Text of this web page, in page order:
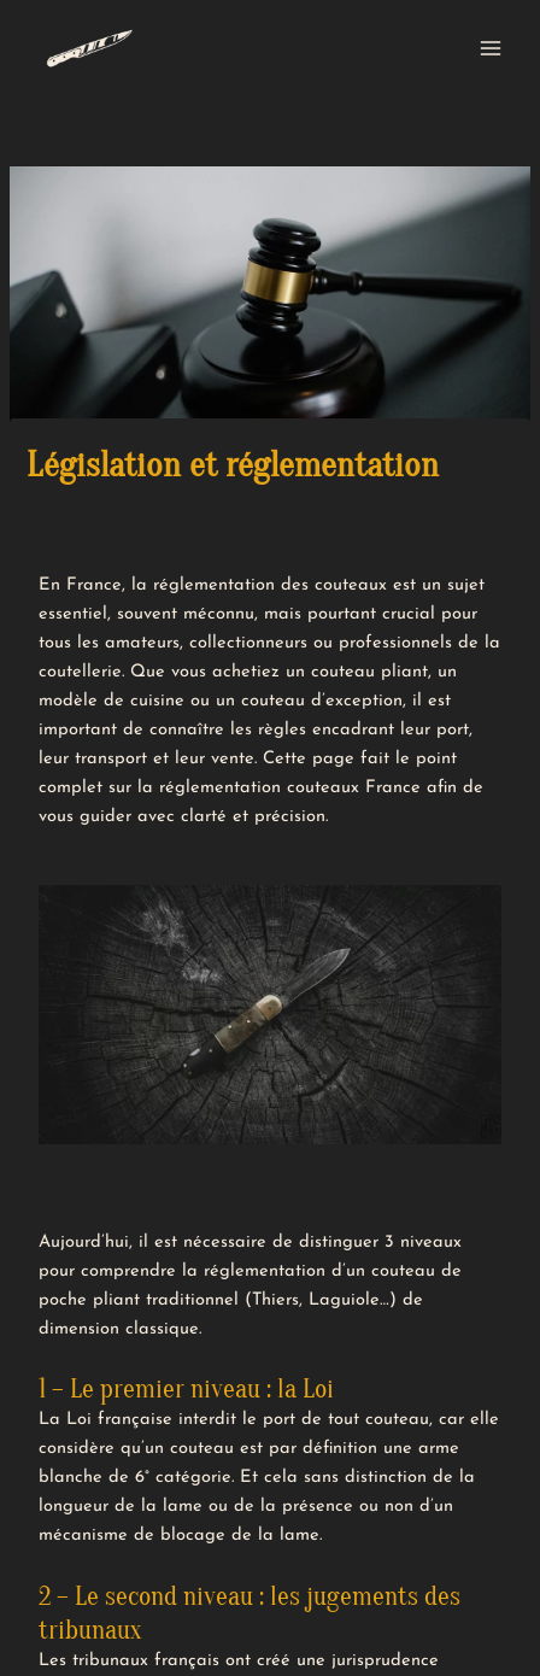
contenu
Législation et réglementation
En France, la réglementation des couteaux est un sujet
essentiel, souvent méconnu, mais pourtant crucial pour
tous les amateurs, collectionneurs ou professionnels de la
coutellerie. Que vous achetiez un couteau pliant, un
modèle de cuisine ou un couteau d’exception, il est
important de connaître les règles encadrant leur port,
leur transport et leur vente. Cette page fait le point
complet sur la réglementation couteaux France afin de
vous guider avec clarté et précision.
Aujourd’hui, il est nécessaire de distinguer 3 niveaux
pour comprendre la réglementation d’un couteau de
poche pliant traditionnel (Thiers, Laguiole…) de
dimension classique.
1 – Le premier niveau : la Loi
La Loi française interdit le port de tout couteau, car elle
considère qu’un couteau est par définition une arme
blanche de 6° catégorie. Et cela sans distinction de la
longueur de la lame ou de la présence ou non d’un
mécanisme de blocage de la lame.
2 – Le second niveau : les jugements des
tribunaux
Les tribunaux français ont créé une jurisprudence